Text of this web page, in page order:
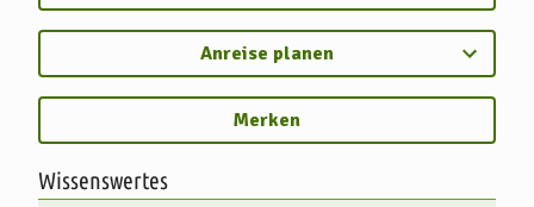
Wissenswertes
Anreise planen
Merken